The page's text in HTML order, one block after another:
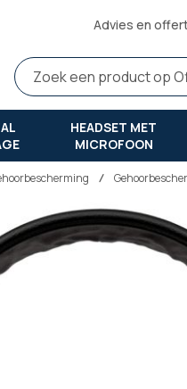
Advies en
HEADSET MET
MICROFOON